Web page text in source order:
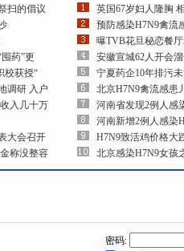
扫的倡议
药”更
校获授“
调研 入户
入几十万
大会召开
称没整容
英国67岁妇人隆胸
预防感染H7N9禽流
曝TVB花旦秘恋餐
安徽宣城62人开会
宁夏药企10年排污
北京H7N9禽流感患
河南省发现2例人感
河南新增2例人感染
H7N9致活鸡价格大
北京感染H7N9女孩
密码: